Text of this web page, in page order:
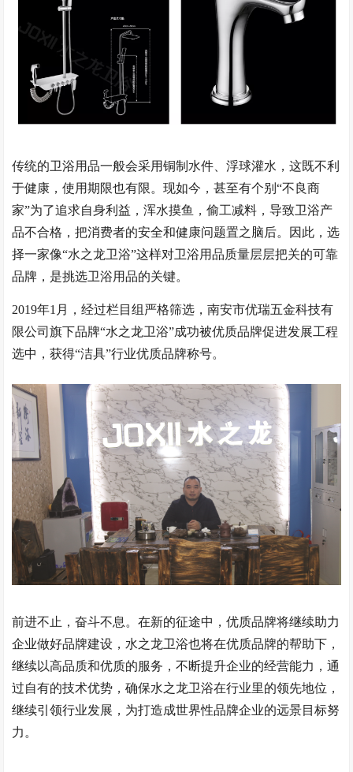
传统的卫浴用品一般会采用铜制水件、浮球灌水，这既不利
于健康，使用期限也有限。现如今，甚至有个别“不良商
家”为了追求自身利益，浑水摸鱼，偷工减料，导致卫浴产
品不合格，把消费者的安全和健康问题置之脑后。因此，选
择一家像“水之龙卫浴”这样对卫浴用品质量层层把关的可靠
品牌，是挑选卫浴用品的关键。
2019年1月，经过栏目组严格筛选，南安市优瑞五金科技有
限公司旗下品牌“水之龙卫浴”成功被优质品牌促进发展工程
选中，获得“洁具”行业优质品牌称号。
前进不止，奋斗不息。在新的征途中，优质品牌将继续助力
企业做好品牌建设，水之龙卫浴也将在优质品牌的帮助下，
继续以高品质和优质的服务，不断提升企业的经营能力，通
过自有的技术优势，确保水之龙卫浴在行业里的领先地位，
继续引领行业发展，为打造成世界性品牌企业的远景目标努
力。